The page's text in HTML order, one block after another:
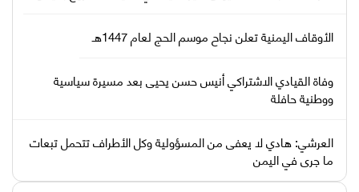
الأوقاف اليمنية تعلن نجاح موسم الحج لعام 1447هـ
وفاة القيادي الاشتراكي أنيس حسن يحيى بعد مسيرة سياسية
ووطنية حافلة
العرشي: هادي لا يعفى من المسؤولية وكل الأطراف تتحمل تبعات
ما جرى في اليمن